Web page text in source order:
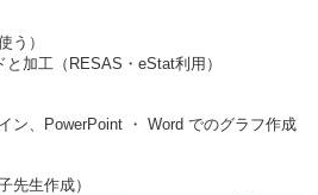
う）
加工（RESAS・eStat利用）
ン、PowerPoint ・ Word でのグラフ作成
先生作成）